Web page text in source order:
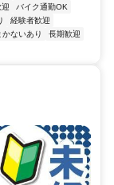
バイク通勤OK
経験者歓迎
かないあり
長期歓迎